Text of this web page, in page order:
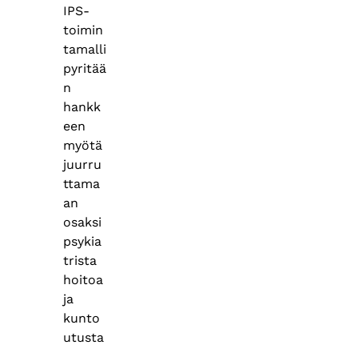
IPS-
toimin
tamalli
pyritää
n
hankk
een
myötä
juurru
ttama
an
osaksi
psykia
trista
hoitoa
ja
kunto
utusta